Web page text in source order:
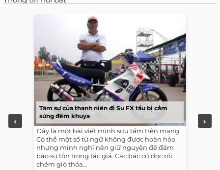
Tâm sự của thanh niên đi Su FX tầu bị cắm
sừng đêm khuya
Đây là một bài viết mình sưu tầm trên mạng.
Có thể một số từ ngữ không được hoàn hảo
nhưng mình nghĩ nên giữ nguyên để đảm
bảo sự tôn trọng tác giả. Các bác cứ đọc rồi
chém gió thỏa...